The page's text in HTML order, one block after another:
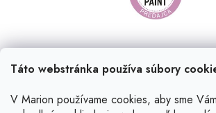
Táto webstránka používa súbory
V Marion používame cookies, aby sme